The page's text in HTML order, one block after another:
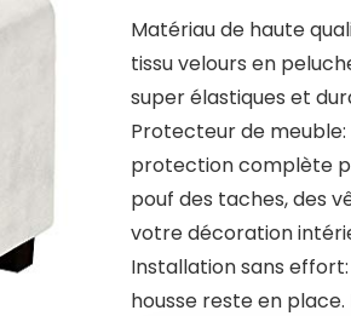
Matériau de haute
tissu velours en
super élastiques et
Protecteur de
protection complète
pouf des taches, des
votre décoration
Installation sans
housse reste en